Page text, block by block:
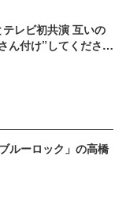
レビ初共演 互いの
ん付け”してくださ
ルーロック」の高橋